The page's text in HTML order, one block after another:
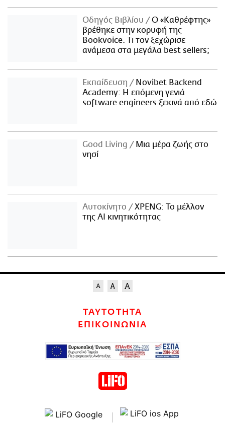
Οδηγός Βιβλίου
Ο «Καθρέφτης»
βρέθηκε στην κορυφή της
Bookvoice. Τι τον ξεχώρισε
ανάμεσα στα μεγάλα best sellers;
Εκπαίδευση
Novibet Backend
Academy: Η επόμενη γενιά
software engineers ξεκινά από εδώ
Good Living
Μια μέρα ζωής στο
νησί
Αυτοκίνητο
XPENG: Το μέλλον
της AI κινητικότητας
ΤΑΥΤΟΤΗΤΑ
ΕΠΙΚΟΙΝΩΝΙΑ